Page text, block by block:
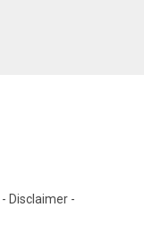
- Disclaimer -